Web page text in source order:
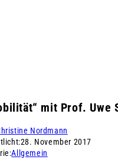
mit Prof. Uwe
Nordmann
28. November 2017
Allgemein